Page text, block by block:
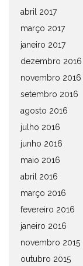
abril 2017
março 2017
janeiro 2017
dezembro 2016
novembro 2016
setembro 2016
agosto 2016
julho 2016
junho 2016
maio 2016
abril 2016
março 2016
fevereiro 2016
janeiro 2016
novembro 2015
outubro 2015